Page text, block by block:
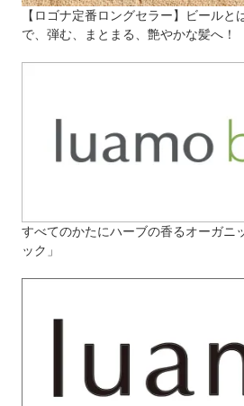
【ロゴナ定番ロングセラー】ビールと
で、弾む、まとまる、艶やかな髪へ！
すべてのかたにハーブの香るオーガニ
ック」